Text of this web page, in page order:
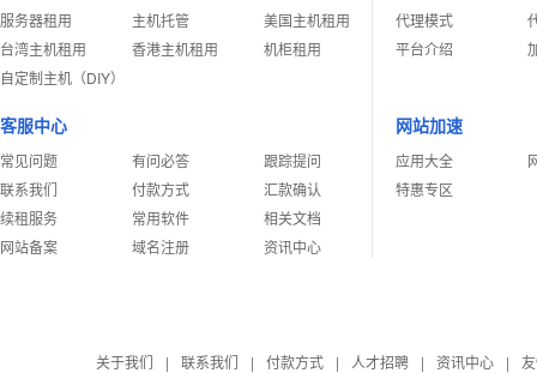
服务器租用
台湾主机租用
自定制主机（DIY）
主机托管
香港主机租用
美国主机租用
机柜租用
客服中心
常见问题
联系我们
续租服务
网站备案
有问必答
付款方式
常用软件
域名注册
跟踪提问
汇款确认
相关文档
资讯中心
代理模式
平台介绍
网站加速
应用大全
特惠专区
关于我们 | 联系我们 | 付款方式 | 人才招聘 | 资讯中心 |